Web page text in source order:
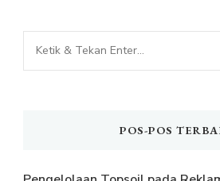
Mencari
Sesuatu?
POS-POS